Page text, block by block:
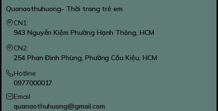
Quanaothuhuong- Thời trang trẻ em
CN1:
943 Nguyễn Kiệm Phường Hạnh Thông, HCM
CN2:
254 Phan Đình Phùng, Phường Cầu Kiệu, HCM
Hotline
0977000017
Email
quanaothuhuong@gmail.com